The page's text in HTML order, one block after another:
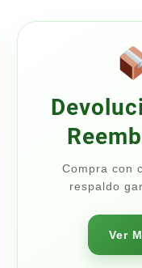
$860.00
Compra con
respaldo
Ver